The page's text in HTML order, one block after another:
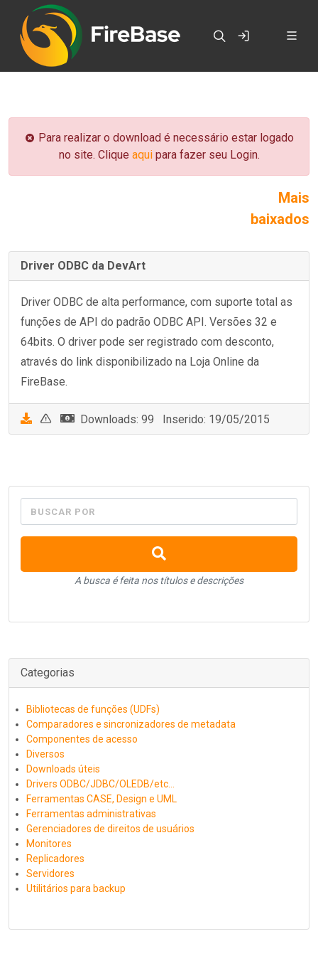
Para realizar o download é necessário estar logado
no site. Clique aquipara fazer seu Login.
Mais
baixados
Driver ODBC da DevArt
Driver ODBC de alta performance, com suporte total as
funções de API do padrão ODBC API. Versões 32 e
64bits. O driver pode ser registrado com desconto,
através do link disponibilizado na Loja Online da
FireBase.
Downloads: 99 Inserido: 19/05/2015
BUSCAR POR
A busca é feita nos títulos e descrições
Categorias
Bibliotecas de funções (UDFs)
Comparadores e sincronizadores de metadata
Componentes de acesso
Diversos
Downloads úteis
Drivers ODBC/JDBC/OLEDB/etc...
Ferramentas CASE, Design e UML
Ferramentas administrativas
Gerenciadores de direitos de usuários
Monitores
Replicadores
Servidores
Utilitários para backup